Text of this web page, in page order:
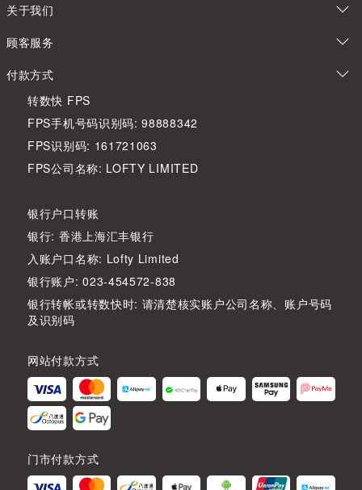
关于我们
顾客服务
付款方式
转数快 FPS
FPS手机号码识别码: 98888342
FPS识别码: 161721063
FPS公司名称: LOFTY LIMITED
银行户口转账
银行: 香港上海汇丰银行
入账户口名称: Lofty Limited
银行账户: 023-454572-838
银行转帐或转数快时: 请清楚核实账户公司名称、账户号码
及识别码
网站付款方式
门市付款方式